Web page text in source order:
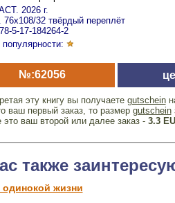
2026 г.
76x108/32 твёрдый переплёт
5-17-184264-2
популярности:
№:62056
эту книгу вы получаете gutschein
ваш первый заказ, то размер gutschein
это ваш второй или далее заказ - 3.3
также
жизни